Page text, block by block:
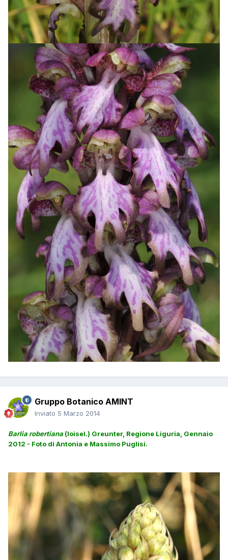
Gruppo Botanico AMINT
Inviato 5 Marzo 2014
Barlia robertiana (loisel.) Greunter, Regione Liguria, Gennaio
2012 - Foto di Antonia e Massimo Puglisi.